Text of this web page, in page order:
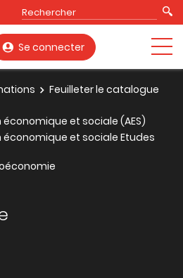
Se connecter
Feuilleter le catalogue
et sociale (AES)
et sociale Etudes